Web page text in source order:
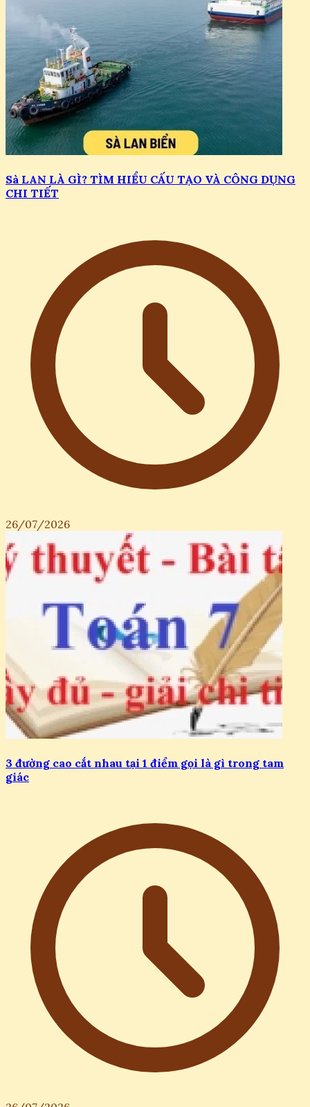
Sà LAN LÀ GÌ? TÌM HIỂU CẤU TẠO VÀ CÔNG DỤNG
CHI TIẾT
26/07/2026
3 đường cao cắt nhau tại 1 điểm gọi là gì trong tam
giác